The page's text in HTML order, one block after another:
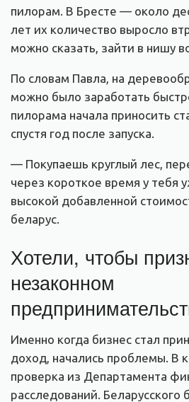
пилорам. В Бресте — около
лет их количество выросло
можно сказать, зайти в нишу
По словам Павла, на
можно было заработать
пилорама начала приносить
спустя год после запуска.
— Покупаешь круглый лес,
через короткое время у тебя
высокой добавленной
беларус.
Хотели, чтобы
незаконном
Именно когда бизнес стал
доход, начались проблемы. В
проверка из Департамента
расследований. Беларусского